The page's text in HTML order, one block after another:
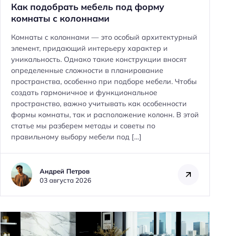
Как подобрать мебель под форму
комнаты с колоннами
Комнаты с колоннами — это особый архитектурный
элемент, придающий интерьеру характер и
уникальность. Однако такие конструкции вносят
определенные сложности в планирование
пространства, особенно при подборе мебели. Чтобы
создать гармоничное и функциональное
пространство, важно учитывать как особенности
формы комнаты, так и расположение колонн. В этой
статье мы разберем методы и советы по
правильному выбору мебели под […]
Андрей Петров
03 августа 2026